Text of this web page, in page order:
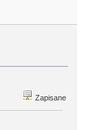
Zapisane